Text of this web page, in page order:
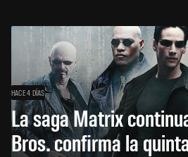
HACE 4 DÍAS
La saga Matrix
Bros. confirma la